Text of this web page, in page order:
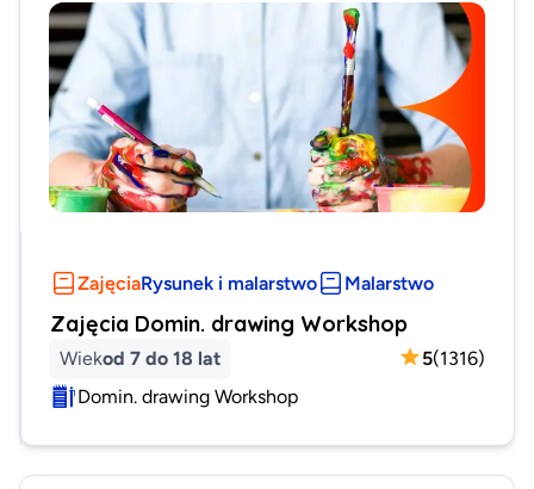
ZajęciaRysunek i malarstwo Malarstwo
Zajęcia Domin. drawing Workshop
Wiekod 7 do 18 lat 5(1316)
Domin. drawing Workshop